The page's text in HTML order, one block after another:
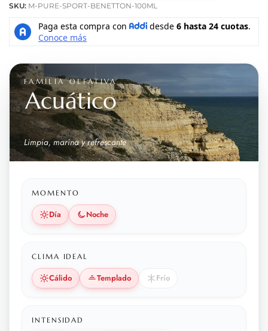
SKU: M-PURE-SPORT-BENETTON-100ML
FAMILIA OLFATIVA
Acuático
Limpia, marina y refrescante
MOMENTO
Día Noche
CLIMA IDEAL
Cálido Templado Frío
INTENSIDAD